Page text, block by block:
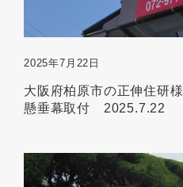
2025年7月22日
大阪府柏原市の正伸住研様
懸垂幕取付 2025.7.22